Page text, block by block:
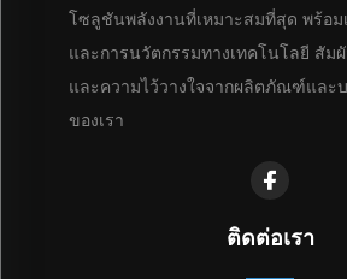
โซลูชันพลังงานที่เหมาะสมที่สุด พร้อ
และการนวัตกรรมทางเทคโนโลยี สัม
และความไว้วางใจจากผลิตภัณฑ์และ
ของเรา
ติดต่อเรา